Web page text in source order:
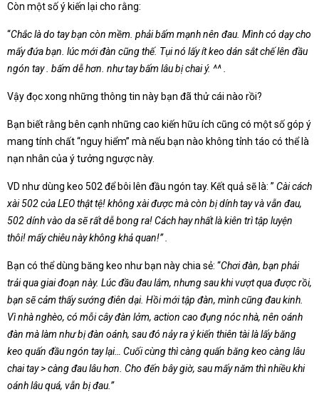
Còn một số ý kiến lại cho rằng:
“Chắc là do tay bạn còn mềm. phải bấm mạnh nên đau. Mình có dạy cho
mấy đứa bạn. lúc mới đàn cũng thế. Tụi nó lấy ít keo dán sắt chế lên đầu
ngón tay . bấm dễ hơn. như tay bấm lâu bị chai ý. ^^ .
Vậy đọc xong những thông tin này bạn đã thử cái nào rồi?
Bạn biết rằng bên cạnh những cao kiến hữu ích cũng có một số góp ý
mang tính chất “nguy hiểm” mà nếu bạn nào không tỉnh táo có thể là
nạn nhân của ý tưởng ngược này.
VD như dùng keo 502 để bôi lên đầu ngón tay. Kết quả sẽ là: ” Cài cách
xài 502 của LEO thật tệ! không xài được mà còn bị dính tay và vẫn đau,
502 dính vào da sẽ rất dễ bong ra! Cách hay nhất là kiên trì tập luyện
thôi! mấy chiêu này không khả quan!” .
Bạn có thể dùng băng keo như bạn này chia sẻ: “Chơi đàn, bạn phải
trải qua giai đoạn này. Lúc đầu đau lắm, nhưng sau khi vượt qua được rồi,
bạn sẽ cảm thấy sướng điên dại. Hồi mới tập đàn, mình cũng đau kinh.
Vì nhà nghèo, có mỗi cây đàn lởm, action cao đụng nóc nhà, nên oánh
đàn mà làm như bị đàn oánh, sau đó nảy ra ý kiến thiên tài là lấy băng
keo quấn đầu ngón tay lại… Cuối cùng thì càng quấn băng keo càng lâu
chai tay > càng đau lâu hơn. Cho đến bây giờ, sau mấy năm thì nhiều khi
oánh lâu quá, vẫn bị đau.”